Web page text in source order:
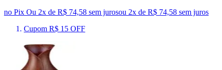
no Pix Ou 2x de R$ 74,58 sem jurosou 2x de R$ 74,58 sem juros
Cupom R$ 15 OFF